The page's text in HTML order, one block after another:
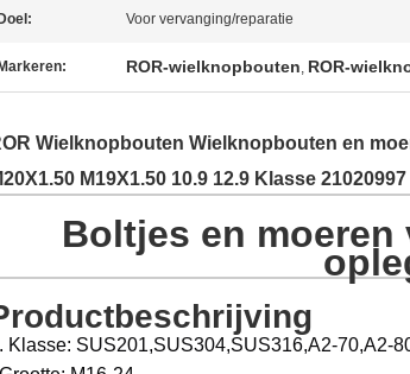
Voor vervanging/reparatie
ROR-wielknopbouten, ROR-
Wielknopbouten Wielknopbouten en
M19X1.50 10.9 12.9 Klasse
Boltjes en
Klasse: SUS201,SUS304,SUS316,A2-70,A2-